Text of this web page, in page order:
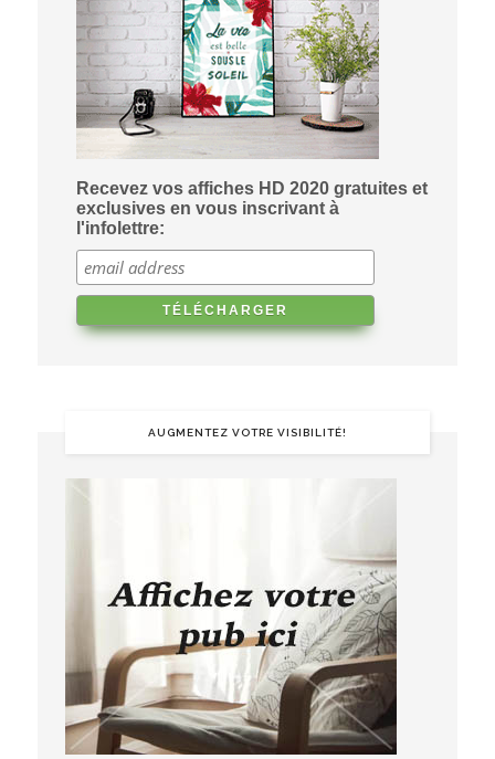
Recevez vos affiches HD 2020 gratuites et
exclusives en vous inscrivant à
l'infolettre:
AUGMENTEZ VOTRE VISIBILITÉ!